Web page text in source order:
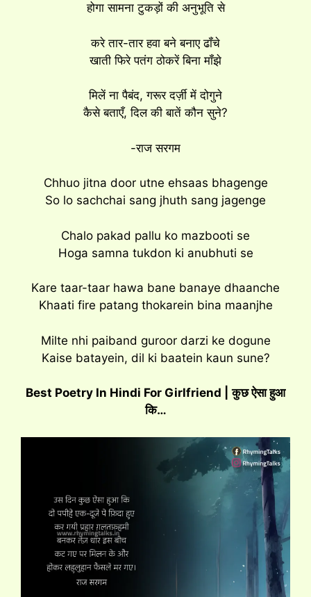
होगा सामना टुकड़ों की अनुभूति से
करे तार-तार हवा बने बनाए ढॉंचे
खाती फिरे पतंग ठोकरें बिना मॉंझे
मिलें ना पैबंद, गरूर दर्ज़ी में दोगुने
कैसे बताएँ, दिल की बातें कौन सुने?
-राज सरगम
Chhuo jitna door utne ehsaas bhagenge
So lo sachchai sang jhuth sang jagenge
Chalo pakad pallu ko mazbooti se
Hoga samna tukdon ki anubhuti se
Kare taar-taar hawa bane banaye dhaanche
Khaati fire patang thokarein bina maanjhe
Milte nhi paiband guroor darzi ke dogune
Kaise batayein, dil ki baatein kaun sune?
Best Poetry In Hindi For Girlfriend |
कुछ ऐसा हुआ
कि…